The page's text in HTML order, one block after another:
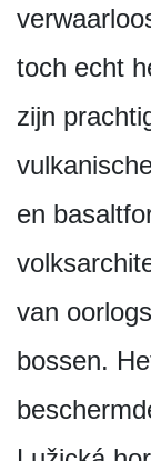
toch echt
zijn
en
van
bossen.